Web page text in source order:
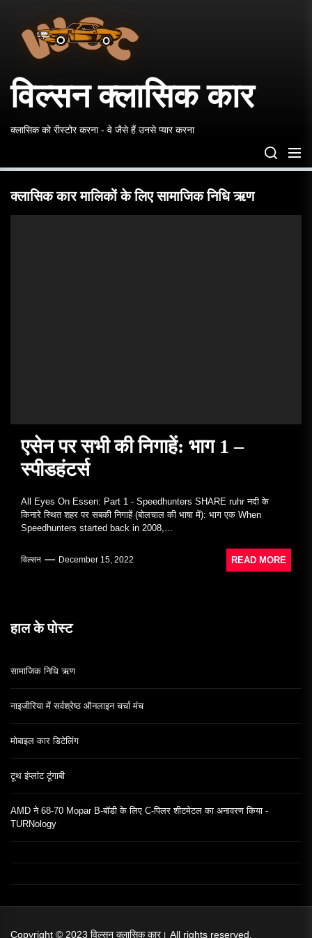
content
विल्सन क्लासिक कार
क्लासिक को रीस्टोर करना - वे जैसे हैं उनसे प्यार करना
क्लासिक कार मालिकों के लिए सामाजिक निधि ऋण
एसेन पर सभी की निगाहें: भाग 1 –
स्पीडहंटर्स
All Eyes On Essen: Part 1 - Speedhunters SHARE ruhr नदी के
किनारे स्थित शहर पर सबकी निगाहें (बोलचाल की भाषा में): भाग एक When
Speedhunters started back in 2008,...
विल्सन December 15, 2022 READ MORE
हाल के पोस्ट
सामाजिक निधि ऋण
नाइजीरिया में सर्वश्रेष्ठ ऑनलाइन चर्चा मंच
मोबाइल कार डिटेलिंग
टूथ इंप्लांट टूंगाबी
AMD ने 68-70 Mopar B-बॉडी के लिए C-पिलर शीटमेटल का अनावरण किया -
TURNology
Copyright © 2023 विल्सन क्लासिक कार। All rights reserved.